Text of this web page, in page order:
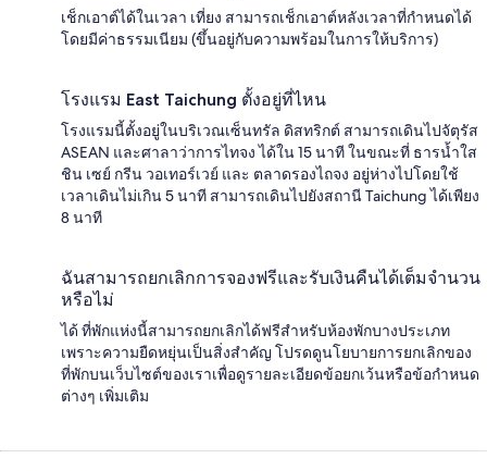
เช็กเอาต์ได้ในเวลา เที่ยง สามารถเช็กเอาต์หลังเวลาที่กำหนดได้
โดยมีค่าธรรมเนียม (ขึ้นอยู่กับความพร้อมในการให้บริการ)
โรงแรม East Taichung ตั้งอยู่ที่ไหน
โรงแรมนี้ตั้งอยู่ในบริเวณเซ็นทรัล ดิสทริกต์ สามารถเดินไปจัตุรัส
ASEAN และศาลาว่าการไทจง ได้ใน 15 นาที ในขณะที่ ธารน้ำใส
ชิน เซย์ กรีน วอเทอร์เวย์ และ ตลาดรองไถจง อยู่ห่างไปโดยใช้
เวลาเดินไม่เกิน 5 นาที สามารถเดินไปยังสถานี Taichung ได้เพียง
8 นาที
ฉันสามารถยกเลิกการจองฟรีและรับเงินคืนได้เต็มจำนวน
หรือไม่
ได้ ที่พักแห่งนี้สามารถยกเลิกได้ฟรีสำหรับห้องพักบางประเภท
เพราะความยืดหยุ่นเป็นสิ่งสำคัญ โปรดดูนโยบายการยกเลิกของ
ที่พักบนเว็บไซต์ของเราเพื่อดูรายละเอียดข้อยกเว้นหรือข้อกำหนด
ต่างๆ เพิ่มเติม